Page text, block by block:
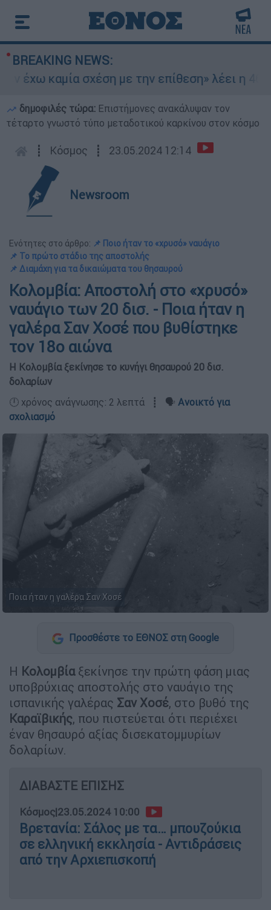
BREAKING NEWS:
καμία σχέση με την επίθεση» λέει η
δημοφιλές τώρα: Επιστήμονες ανακάλυψαν τον
τέταρτο γνωστό τύπο μεταδοτικού καρκίνου στον κόσμο
┋ Κόσμος ┋ 23.05.2024 12:14
Newsroom
Ενότητες στο άρθρο: 📌 Ποιο ήταν το «χρυσό» ναυάγιο
📌 Το πρώτο στάδιο της αποστολής
📌 Διαμάχη για τα δικαιώματα του θησαυρού
Κολομβία: Αποστολή στο «χρυσό»
ναυάγιο των 20 δισ. - Ποια ήταν η
γαλέρα Σαν Χοσέ που βυθίστηκε
τον 18ο αιώνα
Η Κολομβία ξεκίνησε το κυνήγι θησαυρού 20 δισ.
δολαρίων
🕛 χρόνος ανάγνωσης: 2 λεπτά ┋ 🗣️ Ανοικτό για
σχολιασμό
Ποια ήταν η γαλέρα Σαν Χοσέ
Προσθέστε το ΕΘΝΟΣ στη Google
Η Κολομβίαξεκίνησε την πρώτη φάση μιας
υποβρύχιας αποστολής στο ναυάγιο της
ισπανικής γαλέρας Σαν Χοσέ, στο βυθό της
Καραϊβικής, που πιστεύεται ότι περιέχει
έναν θησαυρό αξίας δισεκατομμυρίων
δολαρίων.
ΔΙΑΒΑΣΤΕ ΕΠΙΣΗΣ
Κόσμος|23.05.2024 10:00
Βρετανία: Σάλος με τα… μπουζούκια
σε ελληνική εκκλησία - Αντιδράσεις
από την Αρχιεπισκοπή